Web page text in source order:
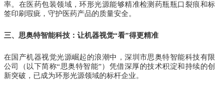
率。在医药包装领域，环形光源能够精准检测药瓶瓶口裂痕和标
签印刷瑕疵，守护医药产品的质量安全。
三、思奥特智能科技：让机器视觉“看”得更精准
在国产机器视觉光源崛起的浪潮中，深圳市思奥特智能科技有限
公司（以下简称“思奥特智能”）凭借深厚的技术积淀和持续的创
新突破，已成为环形光源领域的标杆企业。